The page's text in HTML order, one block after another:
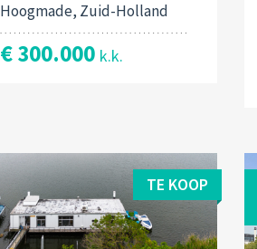
Hoogmade, Zuid-Holland
€ 300.000 k.k.
TE KOOP